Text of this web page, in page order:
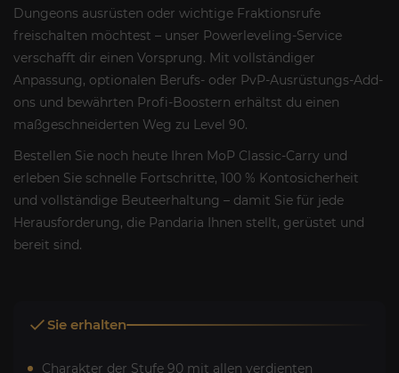
Dungeons ausrüsten oder wichtige Fraktionsrufe
freischalten möchtest – unser Powerleveling-Service
verschafft dir einen Vorsprung. Mit vollständiger
Anpassung, optionalen Berufs- oder PvP-Ausrüstungs-Add-
ons und bewährten Profi-Boostern erhältst du einen
maßgeschneiderten Weg zu Level 90.
Bestellen Sie noch heute Ihren MoP Classic-Carry und
erleben Sie schnelle Fortschritte, 100 % Kontosicherheit
und vollständige Beuteerhaltung – damit Sie für jede
Herausforderung, die Pandaria Ihnen stellt, gerüstet und
bereit sind.
Sie erhalten
Charakter der Stufe 90 mit allen verdienten